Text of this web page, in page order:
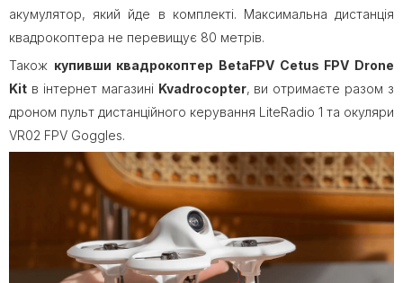
акумулятор, який йде в комплекті. Максимальна дистанція
квадрокоптера не перевищує 80 метрів.
Також купивши квадрокоптер BetaFPV Cetus FPV Drone
Kit в інтернет магазині Kvadrocopter, ви отримаєте разом з
дроном пульт дистанційного керування LiteRadio 1 та окуляри
VR02 FPV Goggles.